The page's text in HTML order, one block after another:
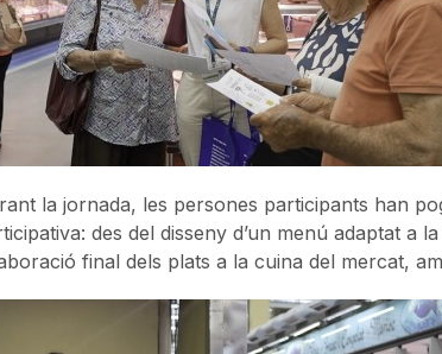
la jornada, les persones participants han
des del disseny d’un menú adaptat a
final dels plats a la cuina del mercat,